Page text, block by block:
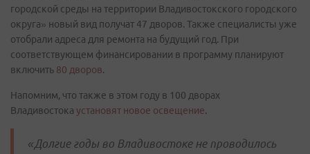
городской среды на территории Владивостокского городского
округа» новый вид получат 47 дворов. Также специалисты уже
отобрали адреса для ремонта на будущий год. При
соответствующем финансировании в программу планируют
включить 80 дворов.
Напомним, что также в этом году в 100 дворах
Владивостока установят новое освещение.
«Долгие годы во Владивостоке не проводилось